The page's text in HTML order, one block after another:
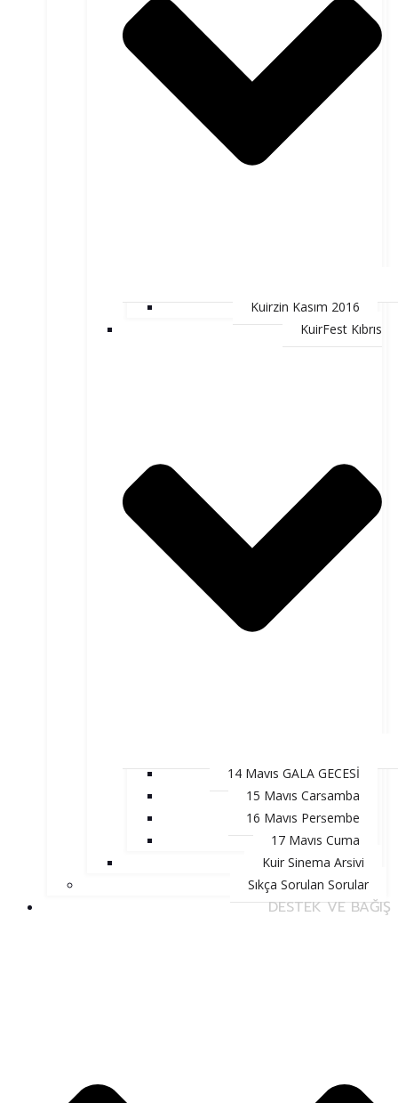
Kuirzin Kasım 2016
KuirFest Kıbrıs
14 Mayıs GALA GECESİ
15 Mayıs Çarşamba
16 Mayıs Perşembe
17 Mayıs Cuma
Kuir Sinema Arşivi
Sıkça Sorulan Sorular
DESTEK VE BAĞIŞ